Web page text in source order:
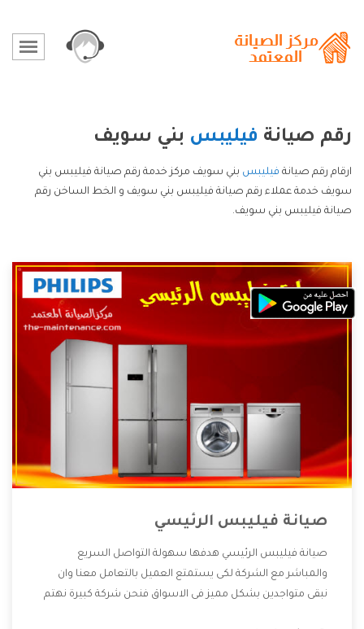
رقم صيانة فيليبس بني سويف
ارقام رقم صيانة فيليبس بني سويف مركز خدمة رقم صيانة فيليبس بني
سويف خدمة عملاء رقم صيانة فيليبس بني سويف و الخط الساخن رقم
صيانة فيليبس بني سويف.
صيانة فيليبس الرئيسي
صيانة فيليبس الرئيسي هدفها سهولة التواصل السريع
والمباشر مع الشركة لكى يستمتع العميل بالتعامل معنا وان
نبقى متواجدين بشكل مميز فى الاسواق فنحن شركة كبيرة نهتم